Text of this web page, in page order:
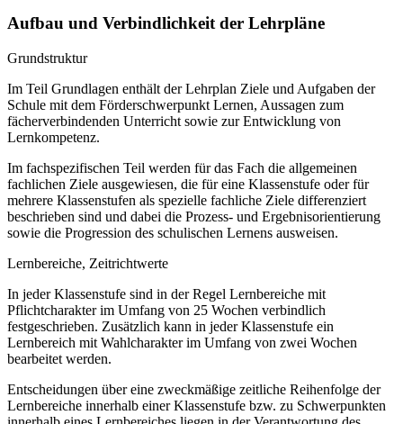
Aufbau und Verbindlichkeit der Lehrpläne
Grundstruktur
Im Teil Grundlagen enthält der Lehrplan Ziele und Aufgaben der
Schule mit dem Förderschwerpunkt Lernen, Aussagen zum
fächerverbindenden Unterricht sowie zur Entwicklung von
Lernkompetenz.
Im fachspezifischen Teil werden für das Fach die allgemeinen
fachlichen Ziele ausgewiesen, die für eine Klassenstufe oder für
mehrere Klassenstufen als spezielle fachliche Ziele differenziert
beschrieben sind und dabei die Prozess- und Ergebnisorientierung
sowie die Progression des schulischen Lernens ausweisen.
Lernbereiche, Zeitrichtwerte
In jeder Klassenstufe sind in der Regel Lernbereiche mit
Pflichtcharakter im Umfang von 25 Wochen verbindlich
festgeschrieben. Zusätzlich kann in jeder Klassenstufe ein
Lernbereich mit Wahlcharakter im Umfang von zwei Wochen
bearbeitet werden.
Entscheidungen über eine zweckmäßige zeitliche Reihenfolge der
Lernbereiche innerhalb einer Klassenstufe bzw. zu Schwerpunkten